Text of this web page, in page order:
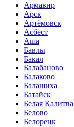
Армавир
Арск
Артёмовск
Асбест
Аша
Бавлы
Бакал
Балабаново
Балаково
Балашиха
Батайск
Белая Калитва
Белово
Белорецк